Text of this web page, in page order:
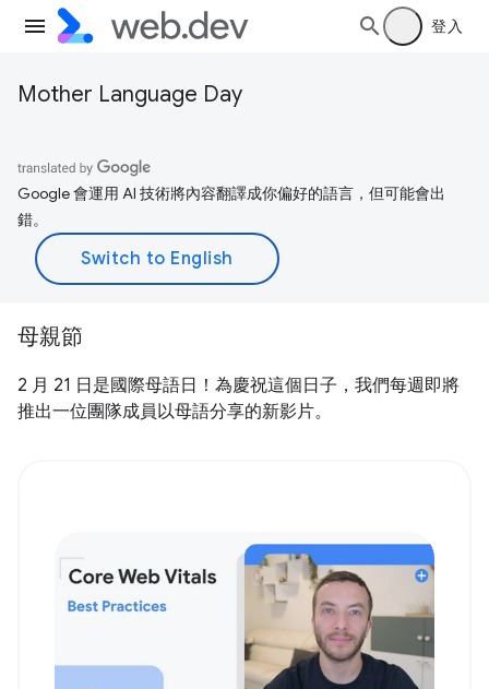
登入
Mother Language Day
Google 會運用 AI 技術將內容翻譯成你偏好的語言，但可能會出
錯。
母親節
2 月 21 日是國際母語日！為慶祝這個日子，我們每週即將
推出一位團隊成員以母語分享的新影片。